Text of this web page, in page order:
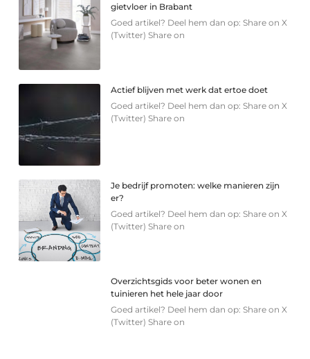
gietvloer in Brabant
Goed artikel? Deel hem dan op: Share on X
(Twitter) Share on
Actief blijven met werk dat ertoe doet
Goed artikel? Deel hem dan op: Share on X
(Twitter) Share on
Je bedrijf promoten: welke manieren zijn
er?
Goed artikel? Deel hem dan op: Share on X
(Twitter) Share on
Overzichtsgids voor beter wonen en
tuinieren het hele jaar door
Goed artikel? Deel hem dan op: Share on X
(Twitter) Share on